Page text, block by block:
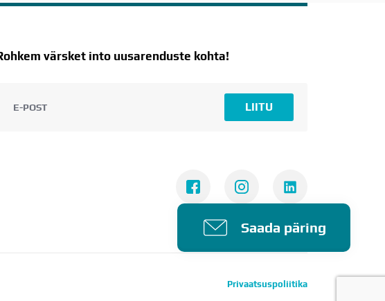
värsket into uusarenduste kohta!
LIITU
Privaatsuspoliitika
Saada päring